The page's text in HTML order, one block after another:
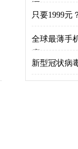
还
只要1999元
全球最薄手
席!
新型冠状病